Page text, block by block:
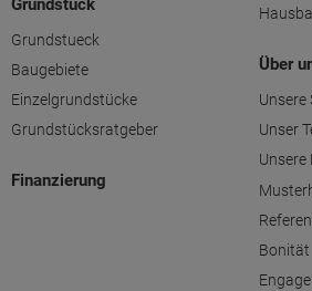
Grundstück
Grundstueck
Baugebiete
Einzelgrundstücke
Grundstücksratgeber
Finanzierung
Über
Unsere
Unser
Bonität